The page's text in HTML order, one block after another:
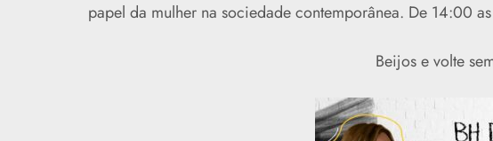
papel da mulher na sociedade contemporânea. De 14:00
Beijos e volte